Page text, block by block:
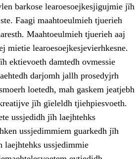
barkose learoesoejkesjigujmie jïh
Faagi maahtoeulmieh tjuerieh
Maahtoeulmieh tjuerieh aaj
mietie learoesoejkesjevierhkesne.
ektievoeth damtedh ovmessie
darjomh jallh prosedyjrh
loetedh, mah gaskem jeatjebh
jïh gïeleldh tjiehpiesvoeth.
ussjedidh jïh laejhtehks
ussjedimmiem guarkedh jïh
laejhtehks ussjedimmie